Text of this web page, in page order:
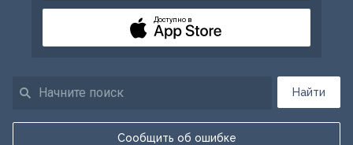
Найти
Сообщить об ошибке
Доступно в